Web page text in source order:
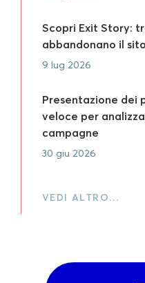
Scopri Exit Story:
abbandonano il
9 lug 2026
Presentazione dei
veloce per
campagne
30 giu 2026
VEDI ALTRO…